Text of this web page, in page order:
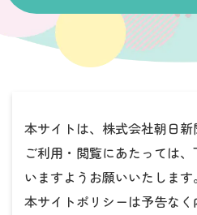
本サイトは、株式会社朝日新
ご利用・閲覧にあたっては
いますようお願いいたします。
本サイトポリシーは予告な